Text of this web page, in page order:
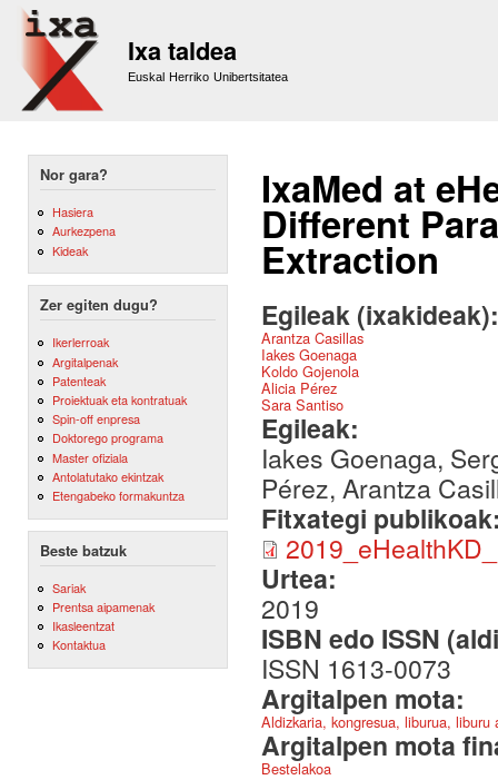
Ixa taldea
Euskal Herriko Unibertsitatea
Nor gara?
Hasiera
Aurkezpena
Kideak
Zer egiten dugu?
Ikerlerroak
Argitalpenak
Patenteak
Proiektuak eta kontratuak
Spin-off enpresa
Doktorego programa
Master ofiziala
Antolatutako ekintzak
Etengabeko formakuntza
Beste batzuk
Sariak
Prentsa aipamenak
Ikasleentzat
Kontaktua
IxaMed at
Different
Extraction
Egileak
Arantza Casillas
Iakes Goenaga
Koldo Gojenola
Alicia Pérez
Sara Santiso
Egileak:
Iakes Goenaga,
Pérez, Arantza
Fitxategi
Urtea:
2019
ISBN edo ISSN
ISSN 1613-0073
Argitalpen mota:
Aldizkaria, kongresua, liburua,
Argitalpen mota
Bestelakoa